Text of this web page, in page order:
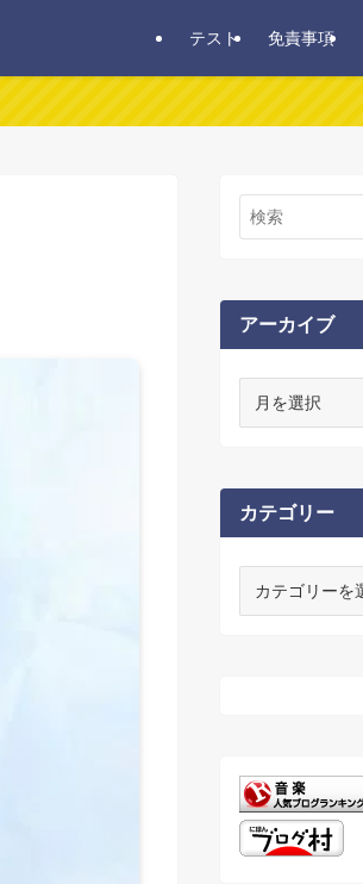
テスト 免責事項
アーカイブ
ブ
カテゴリー